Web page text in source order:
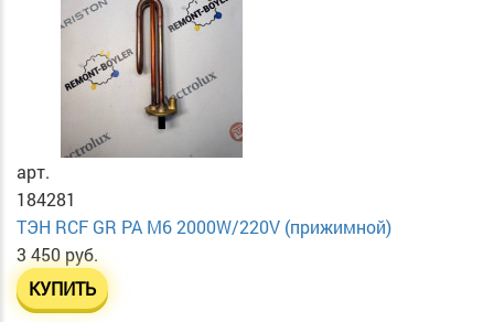
арт.
184281
ТЭН RСF GR PA М6 2000W/220V (прижимной)
3 450 руб.
КУПИТЬ